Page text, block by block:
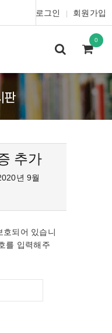
로그인 회원가입
0
판
추가
년 9월
호되어 있습니
를 입력해주